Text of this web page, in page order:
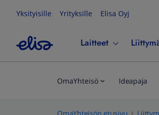
Yksityisille Yrityksille Elisa Oyj
Laitteet
OmaYhteisö Ideapaja